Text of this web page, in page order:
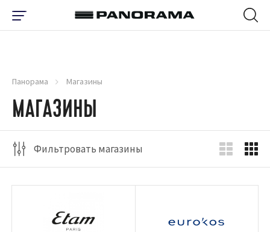
Панорама Магазины
МАГАЗИНЫ
Фильтровать магазины